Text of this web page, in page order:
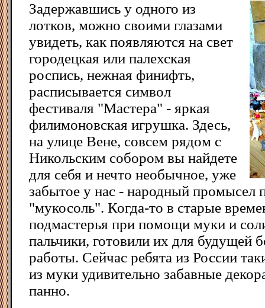
Задержавшись у одного из
лотков, можно своими глазами
увидеть, как появляются на свет
городецкая или палехская
роспись, нежная финифть,
расписывается символ
фестиваля "Мастера" - яркая
филимоновская игрушка. Здесь,
на улице Вене, совсем рядом с
Никольским собором вы найдете
для себя и нечто необычное, уже
забытое у нас - народный промысел
"мукосоль". Когда-то в старые
подмастерья при помощи муки и
пальчики, готовили их для будущей
работы. Сейчас ребята из России
из муки удивительно забавные
панно.